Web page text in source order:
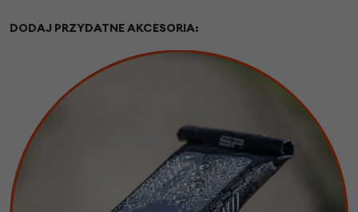
DODAJ PRZYDATNE AKCESORIA: